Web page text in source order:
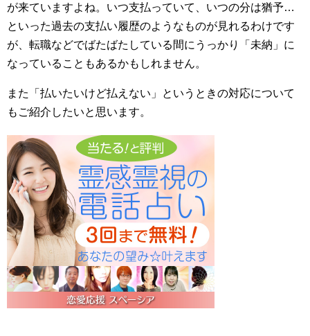
が来ていますよね。いつ支払っていて、いつの分は猶予…
といった過去の支払い履歴のようなものが見れるわけです
が、転職などでばたばたしている間にうっかり「未納」に
なっていることもあるかもしれません。
また「払いたいけど払えない」というときの対応について
もご紹介したいと思います。